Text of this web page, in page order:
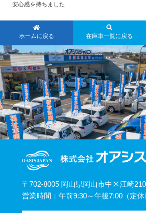
安心感を持ちました
ホームに戻る 在庫車一覧に戻る
〒702-8005 岡山県岡山市中区江崎210
営業時間：午前9:30～午後7:00（定休